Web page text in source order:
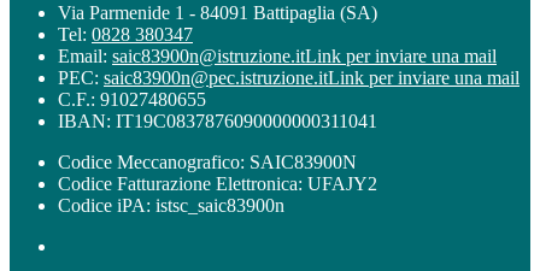
Via Parmenide 1 - 84091 Battipaglia (SA)
Tel: 0828 380347
Email: saic83900n@istruzione.itLink per inviare una mail
PEC: saic83900n@pec.istruzione.itLink per inviare una mail
C.F.: 91027480655
IBAN: IT19C0837876090000000311041
Codice Meccanografico: SAIC83900N
Codice Fatturazione Elettronica: UFAJY2
Codice iPA: istsc_saic83900n